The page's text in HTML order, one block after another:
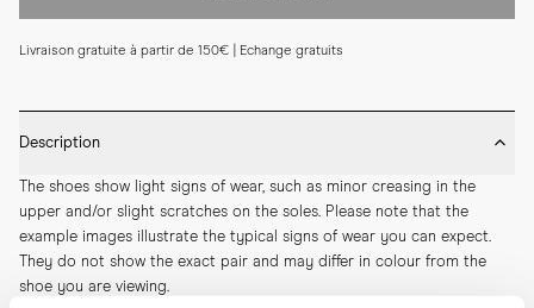
Livraison gratuite à partir de 150€ | Echange gratuits
Description
The shoes show light signs of wear, such as minor creasing in the
upper and/or slight scratches on the soles. Please note that the
example images illustrate the typical signs of wear you can expect.
They do not show the exact pair and may differ in colour from the
shoe you are viewing.